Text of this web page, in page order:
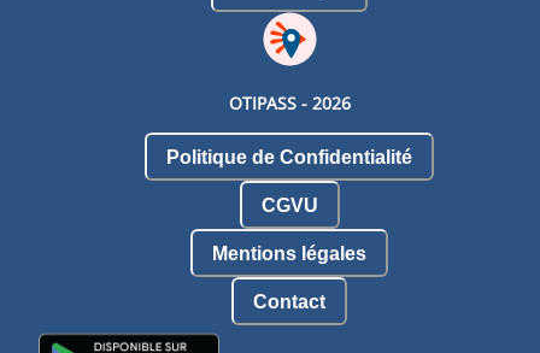
OTIPASS - 2026
Politique de Confidentialité
CGVU
Mentions légales
Contact